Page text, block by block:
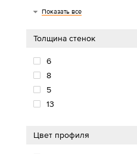
Ambassador
Niagara
Показать все
Толщина стенок
6
8
5
13
Цвет профиля